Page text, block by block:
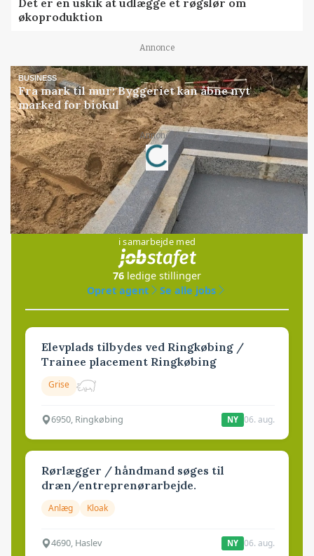
økoproduktion
Annonce
BUSINESS
Fra mark til mur: Byggeriet kan åbne nyt
marked for biokul
Annonce
Loading...
Jobs
i samarbejde med
76 ledige stillinger
Opret agent
Se alle jobs
Elevplads tilbydes ved Ringkøbing /
Trainee placement Ringkøbing
Grise
6950, Ringkøbing NY 06. aug.
Rørlægger / håndmand søges til
dræn/entreprenørarbejde.
Anlæg Kloak
4690, Haslev NY 06. aug.